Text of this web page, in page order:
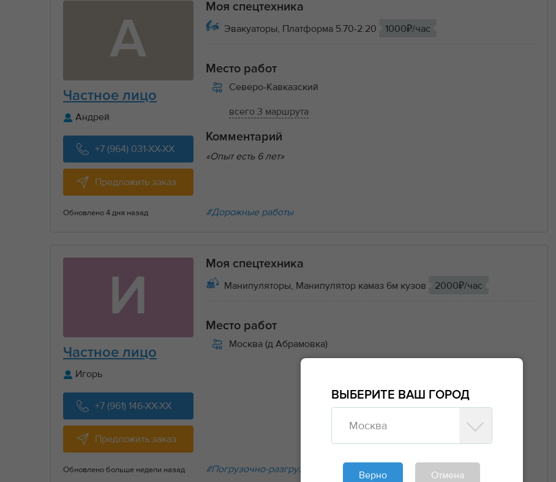
А
Частное лицо
Андрей
+7 (964) 031-XX-XX
Предложить заказ
Обновлено 4 дня назад
Моя спецтехника
Эвакуаторы, Платформа 5.70-2.20
1000₽/час
Место работ
Северо-Кавказский
всего 3 маршрута
Комментарий
«Опыт есть 6 лет»
#Дорожные работы
И
Частное лицо
Игорь
+7 (961) 146-XX-XX
Предложить заказ
Обновлено больше недели назад
Моя спецтехника
Манипуляторы, Манипулятор камаз 6м кузов
2000₽/час
Место работ
Москва (д Абрамовка)
#Погрузочно-разгрузочные работы
ВЫБЕРИТЕ ВАШ ГОРОД
Москва
Верно Отмена